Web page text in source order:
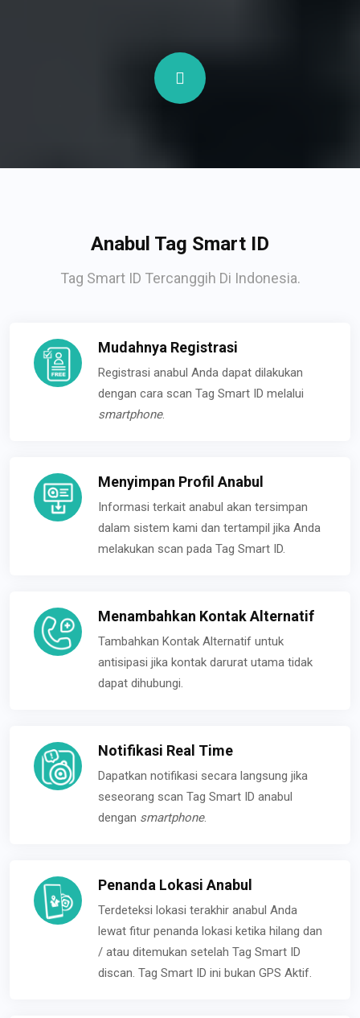
Anabul Tag Smart ID
Tag Smart ID Tercanggih Di Indonesia.
Mudahnya Registrasi
Registrasi anabul Anda dapat dilakukan
dengan cara scan Tag Smart ID melalui
smartphone.
Menyimpan Profil Anabul
Informasi terkait anabul akan tersimpan
dalam sistem kami dan tertampil jika Anda
melakukan scan pada Tag Smart ID.
Menambahkan Kontak Alternatif
Tambahkan Kontak Alternatif untuk
antisipasi jika kontak darurat utama tidak
dapat dihubungi.
Notifikasi Real Time
Dapatkan notifikasi secara langsung jika
seseorang scan Tag Smart ID anabul
dengan smartphone.
Penanda Lokasi Anabul
Terdeteksi lokasi terakhir anabul Anda
lewat fitur penanda lokasi ketika hilang dan
/ atau ditemukan setelah Tag Smart ID
discan. Tag Smart ID ini bukan GPS Aktif.